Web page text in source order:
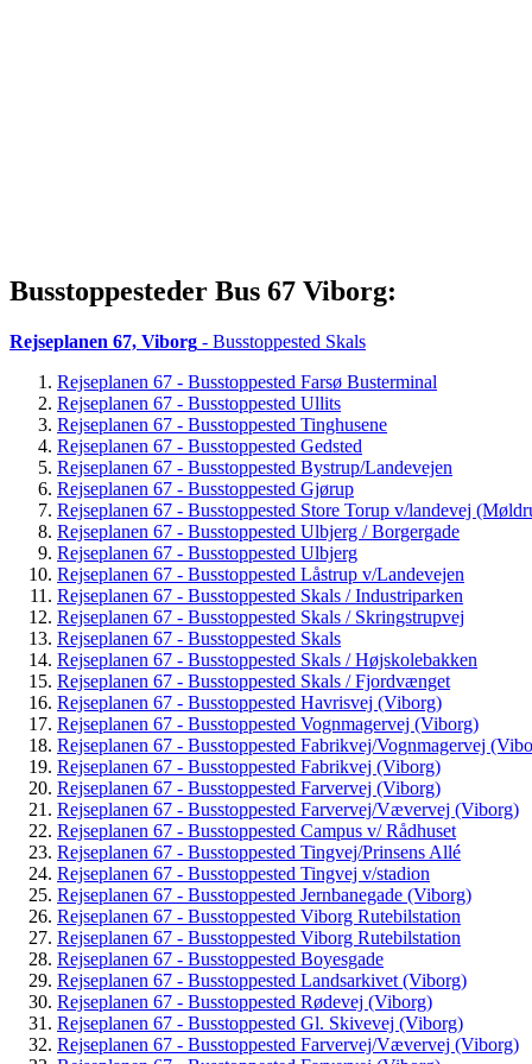
Busstoppesteder Bus 67 Viborg:
Rejseplanen 67, Viborg - Busstoppested Skals
Rejseplanen 67 - Busstoppested Farsø Busterminal
Rejseplanen 67 - Busstoppested Ullits
Rejseplanen 67 - Busstoppested Tinghusene
Rejseplanen 67 - Busstoppested Gedsted
Rejseplanen 67 - Busstoppested Bystrup/Landevejen
Rejseplanen 67 - Busstoppested Gjørup
Rejseplanen 67 - Busstoppested Store Torup v/landevej
Rejseplanen 67 - Busstoppested Ulbjerg / Borgergade
Rejseplanen 67 - Busstoppested Ulbjerg
Rejseplanen 67 - Busstoppested Låstrup v/Landevejen
Rejseplanen 67 - Busstoppested Skals / Industriparken
Rejseplanen 67 - Busstoppested Skals / Skringstrupvej
Rejseplanen 67 - Busstoppested Skals
Rejseplanen 67 - Busstoppested Skals / Højskolebakken
Rejseplanen 67 - Busstoppested Skals / Fjordvænget
Rejseplanen 67 - Busstoppested Havrisvej (Viborg)
Rejseplanen 67 - Busstoppested Vognmagervej (Viborg)
Rejseplanen 67 - Busstoppested Fabrikvej/Vognmagervej
Rejseplanen 67 - Busstoppested Fabrikvej (Viborg)
Rejseplanen 67 - Busstoppested Farvervej (Viborg)
Rejseplanen 67 - Busstoppested Farvervej/Vævervej (Viborg)
Rejseplanen 67 - Busstoppested Campus v/ Rådhuset
Rejseplanen 67 - Busstoppested Tingvej/Prinsens Allé
Rejseplanen 67 - Busstoppested Tingvej v/stadion
Rejseplanen 67 - Busstoppested Jernbanegade (Viborg)
Rejseplanen 67 - Busstoppested Viborg Rutebilstation
Rejseplanen 67 - Busstoppested Viborg Rutebilstation
Rejseplanen 67 - Busstoppested Boyesgade
Rejseplanen 67 - Busstoppested Landsarkivet (Viborg)
Rejseplanen 67 - Busstoppested Rødevej (Viborg)
Rejseplanen 67 - Busstoppested Gl. Skivevej (Viborg)
Rejseplanen 67 - Busstoppested Farvervej/Vævervej (Viborg)